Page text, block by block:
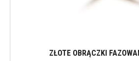
ZŁOTE OBRĄCZKI